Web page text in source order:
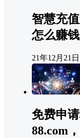
智慧充
怎么赚
21年12月21日
免费申
88.com